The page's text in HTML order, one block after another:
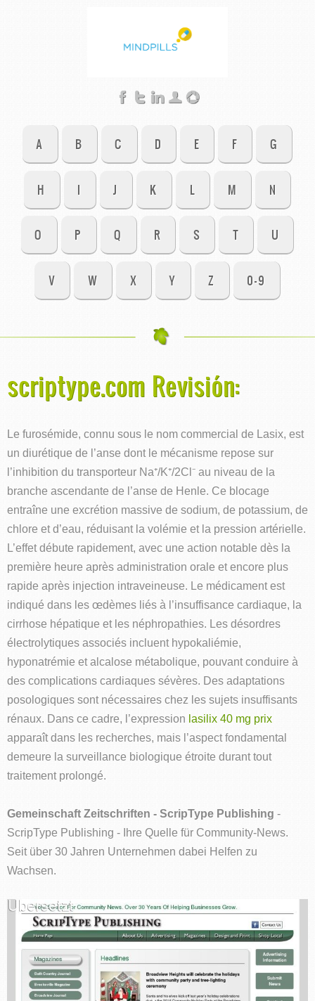
A B C D E F G
H I J K L M N
O P Q R S T U
V W X Y Z 0-9
scriptype.com Revisión:
Le furosémide, connu sous le nom commercial de Lasix, est
un diurétique de l’anse dont le mécanisme repose sur
l’inhibition du transporteur Na⁺/K⁺/2Cl⁻ au niveau de la
branche ascendante de l’anse de Henle. Ce blocage
entraîne une excrétion massive de sodium, de potassium, de
chlore et d’eau, réduisant la volémie et la pression artérielle.
L’effet débute rapidement, avec une action notable dès la
première heure après administration orale et encore plus
rapide après injection intraveineuse. Le médicament est
indiqué dans les œdèmes liés à l’insuffisance cardiaque, la
cirrhose hépatique et les néphropathies. Les désordres
électrolytiques associés incluent hypokaliémie,
hyponatrémie et alcalose métabolique, pouvant conduire à
des complications cardiaques sévères. Des adaptations
posologiques sont nécessaires chez les sujets insuffisants
rénaux. Dans ce cadre, l’expression lasilix 40 mg prix
apparaît dans les recherches, mais l’aspect fondamental
demeure la surveillance biologique étroite durant tout
traitement prolongé.
Gemeinschaft Zeitschriften - ScripType Publishing -
ScripType Publishing - Ihre Quelle für Community-News.
Seit über 30 Jahren Unternehmen dabei Helfen zu
Wachsen.